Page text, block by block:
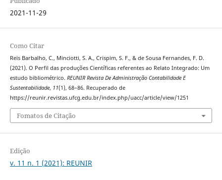
2021-11-29
Como Citar
Reis Barbalho, C., Minciotti, S. A., Crispim, S. F., & de Sousa Fernandes, F. D.
(2021). O Perfil das produções Científicas referentes ao Relato Integrado: Um
estudo bibliométrico. REUNIR Revista De Administração Contabilidade E
Sustentabilidade, 11(1), 68–86. Recuperado de
https://reunir.revistas.ufcg.edu.br/index.php/uacc/article/view/1251
Fomatos de Citação
Edição
v. 11 n. 1 (2021): REUNIR